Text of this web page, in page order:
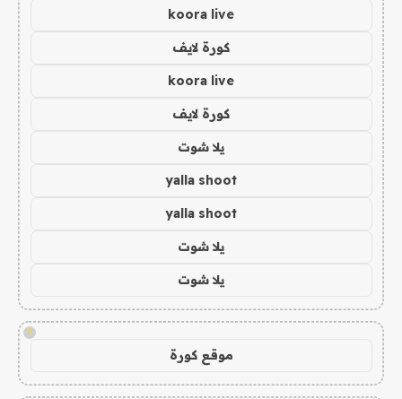
koora live
كورة لايف
koora live
كورة لايف
يلا شوت
yalla shoot
yalla shoot
يلا شوت
يلا شوت
!
موقع كورة